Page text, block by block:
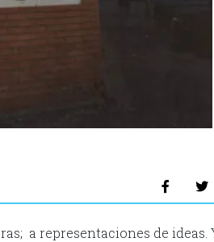
a representaciones de ideas.